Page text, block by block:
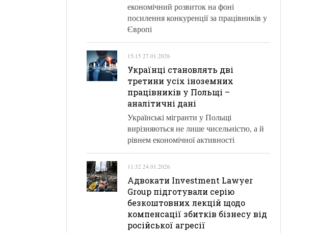
економічний розвиток на фоні
посилення конкуренції за працівників у
Європі
15:15 27.01.2026
Українці становлять дві
третини усіх іноземних
працівників у Польщі –
аналітичні дані
Українські мігранти у Польщі
вирізняються не лише чисельністю, а й
рівнем економічної активності
11:32 24.01.2026
Адвокати Investment Lawyer
Group підготували серію
безкоштовних лекцій щодо
компенсації збитків бізнесу від
російської агресії